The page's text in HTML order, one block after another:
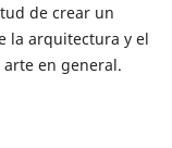
de crear un
la arquitectura y el
en general.